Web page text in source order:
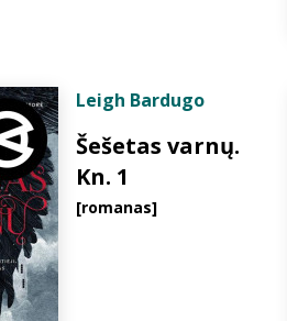
Leigh Bardugo
Šešetas varnų.
Kn. 1
[romanas]